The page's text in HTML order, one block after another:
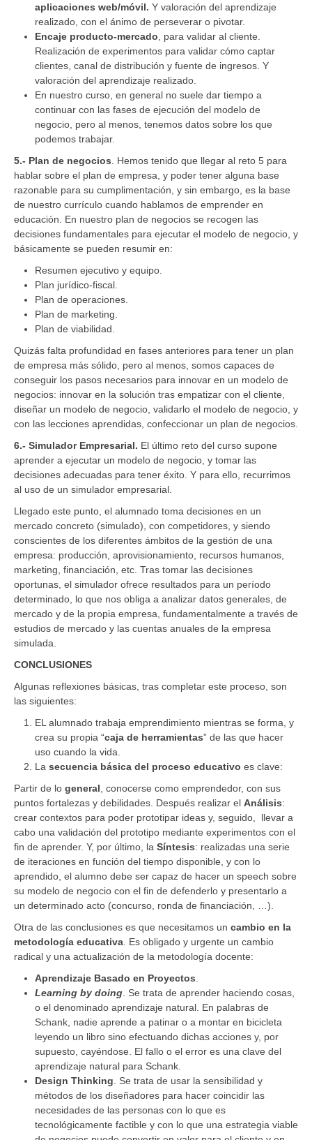
aplicaciones web/móvil. Y valoración del aprendizaje
realizado, con el ánimo de perseverar o pivotar.
Encaje producto-mercado , para validar al cliente.
Realización de experimentos para validar cómo captar
clientes, canal de distribución y fuente de ingresos. Y
valoración del aprendizaje realizado.
En nuestro curso, en general no suele dar tiempo a
continuar con las fases de ejecución del modelo de
negocio, pero al menos, tenemos datos sobre los que
podemos trabajar.
5.- Plan de negocios . Hemos tenido que llegar al reto 5 para
hablar sobre el plan de empresa, y poder tener alguna base
razonable para su cumplimentación, y sin embargo, es la base
de nuestro currículo cuando hablamos de emprender en
educación. En nuestro plan de negocios se recogen las
decisiones fundamentales para ejecutar el modelo de negocio, y
básicamente se pueden resumir en:
Resumen ejecutivo y equipo.
Plan jurídico-fiscal.
Plan de operaciones.
Plan de marketing.
Plan de viabilidad.
Quizás falta profundidad en fases anteriores para tener un plan
de empresa más sólido, pero al menos, somos capaces de
conseguir los pasos necesarios para innovar en un modelo de
negocios: innovar en la solución tras empatizar con el cliente,
diseñar un modelo de negocio, validarlo el modelo de negocio, y
con las lecciones aprendidas, confeccionar un plan de negocios.
6.- Simulador Empresarial. El último reto del curso supone
aprender a ejecutar un modelo de negocio, y tomar las
decisiones adecuadas para tener éxito. Y para ello, recurrimos
al uso de un simulador empresarial.
Llegado este punto, el alumnado toma decisiones en un
mercado concreto (simulado), con competidores, y siendo
conscientes de los diferentes ámbitos de la gestión de una
empresa: producción, aprovisionamiento, recursos humanos,
marketing, financiación, etc. Tras tomar las decisiones
oportunas, el simulador ofrece resultados para un período
determinado, lo que nos obliga a analizar datos generales, de
mercado y de la propia empresa, fundamentalmente a través de
estudios de mercado y las cuentas anuales de la empresa
simulada.
CONCLUSIONES
Algunas reflexiones básicas, tras completar este proceso, son
las siguientes:
EL alumnado trabaja emprendimiento mientras se forma, y
crea su propia “caja de herramientas” de las que hacer
uso cuando la vida.
La secuencia básica del proceso educativo es clave:
Partir de lo general , conocerse como emprendedor, con sus
puntos fortalezas y debilidades. Después realizar el Análisis:
crear contextos para poder prototipar ideas y, seguido, llevar a
cabo una validación del prototipo mediante experimentos con el
fin de aprender. Y, por último, la Síntesis: realizadas una serie
de iteraciones en función del tiempo disponible, y con lo
aprendido, el alumno debe ser capaz de hacer un speech sobre
su modelo de negocio con el fin de defenderlo y presentarlo a
un determinado acto (concurso, ronda de financiación, …).
Otra de las conclusiones es que necesitamos un cambio en la
metodología educativa . Es obligado y urgente un cambio
radical y una actualización de la metodología docente:
Aprendizaje Basado en Proyectos
Learning by doing . Se trata de aprender haciendo cosas,
o el denominado aprendizaje natural. En palabras de
Schank, nadie aprende a patinar o a montar en bicicleta
leyendo un libro sino efectuando dichas acciones y, por
supuesto, cayéndose. El fallo o el error es una clave del
aprendizaje natural para Schank.
Design Thinking . Se trata de usar la sensibilidad y
métodos de los diseñadores para hacer coincidir las
necesidades de las personas con lo que es
tecnológicamente factible y con lo que una estrategia viable